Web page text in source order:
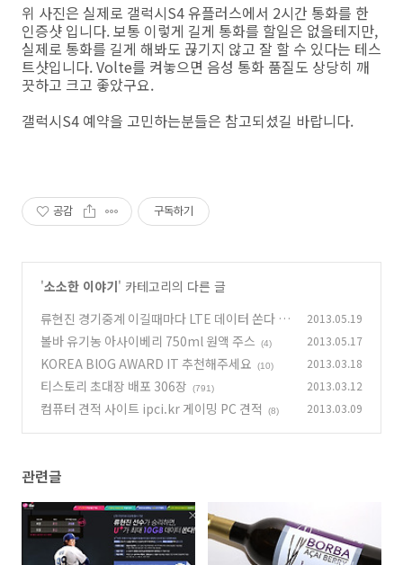
위 사진은 실제로 갤럭시S4 유플러스에서 2시간 통화를 한
인증샷 입니다. 보통 이렇게 길게 통화를 할일은 없을테지만,
실제로 통화를 길게 해봐도 끊기지 않고 잘 할 수 있다는 테스
트샷입니다. Volte를 켜놓으면 음성 통화 품질도 상당히 깨
끗하고 크고 좋았구요.
갤럭시S4 예약을 고민하는분들은 참고되셨길 바랍니다.
공감 구독하기
'소소한 이야기' 카테고리의 다른 글
류현진 경기중계 이길때마다 LTE 데이터 쏜다
(0)
2013.05.19
볼바 유기농 아사이베리 750ml 원액 주스 (4) 2013.05.17
KOREA BlOG AWARD IT 추천해주세요 (10) 2013.03.18
티스토리 초대장 배포 306장 (791) 2013.03.12
컴퓨터 견적 사이트 ipci.kr 게이밍 PC 견적 (8) 2013.03.09
관련글